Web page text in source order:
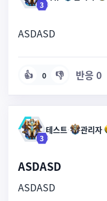
3
ASDASD
👍 0 👎 반응 0
3
테스트· 관리자·
ASDASD
ASDASD